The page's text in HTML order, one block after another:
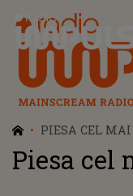
Radio Impuls
PIESA CEL MAI
Piesa cel